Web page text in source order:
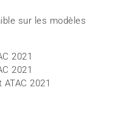
sur les modèles
2021
2021
2021